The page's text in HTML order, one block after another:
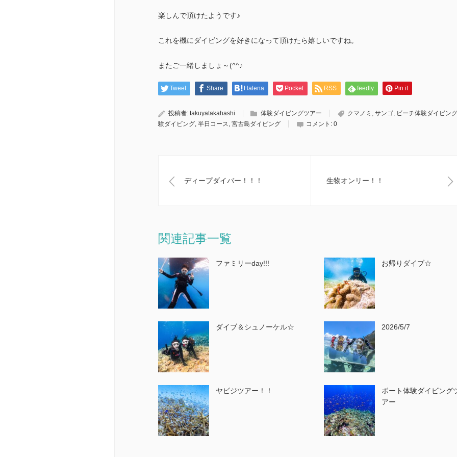
楽しんで頂けたようです♪
これを機にダイビングを好きになって頂けたら嬉しいですね。
またご一緒しましょ～(^^♪
Tweet Share Hatena Pocket RSS feedly Pin it
投稿者: takuyatakahashi 体験ダイビングツアー クマノミ , サンゴ, ビーチ体験ダイビング
験ダイビング, 半日コース, 宮古島ダイビング コメント: 0
ディープダイバー！！！ 生物オンリー！！
関連記事一覧
ファミリーday!!! お帰りダイブ☆
ダイブ＆シュノーケル☆ 2026/5/7
ヤビジツアー！！
ボート体験ダイビング
アー